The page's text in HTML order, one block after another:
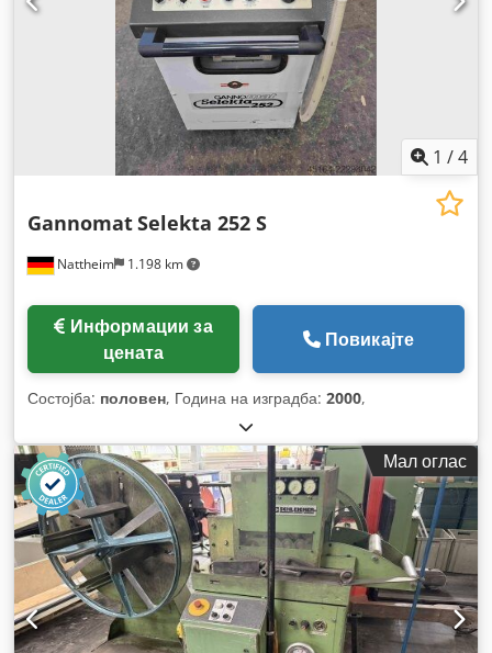
1 /4
Nattheim 1.198 km
GannomatSelekta 252 S
цената
Повикајте
Состојба: половен, Година на изградба: 2000,
Мал оглас